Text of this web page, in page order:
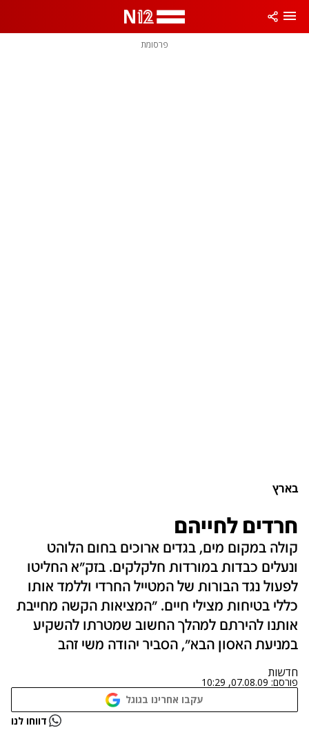
פרסומת
בארץ
חרדים לחייהם
קולה במקום מים, בגדים ארוכים בחום הלוהט
ונעלים כבדות במורדות חלקלקים. בזק"א החליטו
לפעול נגד הבורות של המטייל החרדי וללמד אותו
כללי בטיחות מצילי חיים. "המציאות הקשה מחייבת
אותנו להירתם למהלך החשוב שמטרתו להשקיע
במניעת האסון הבא", הסביר יהודה משי זהב
חדשות
פורסם: 07.08.09, 10:29
עקבו אחרינו בגוגל
נתקלנו בבעיה דווחו לנו